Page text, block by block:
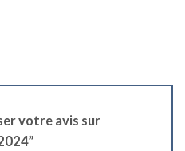
votre avis sur